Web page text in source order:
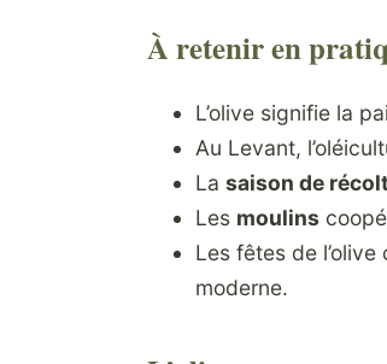
À retenir en
L’olive signifie la
Au Levant,
La saison de
Les moulins
Les fêtes de l’olive
moderne.